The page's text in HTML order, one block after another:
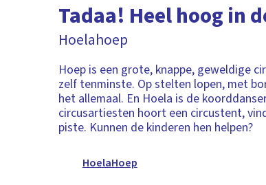
Tadaa! Heel hoog in
Hoelahoep
Hoep is een grote, knappe, geweldige
zelf tenminste. Op stelten lopen, met
het allemaal. En Hoela is de
circusartiesten hoort een circustent,
piste. Kunnen de kinderen hen helpen?
HoelaHoep